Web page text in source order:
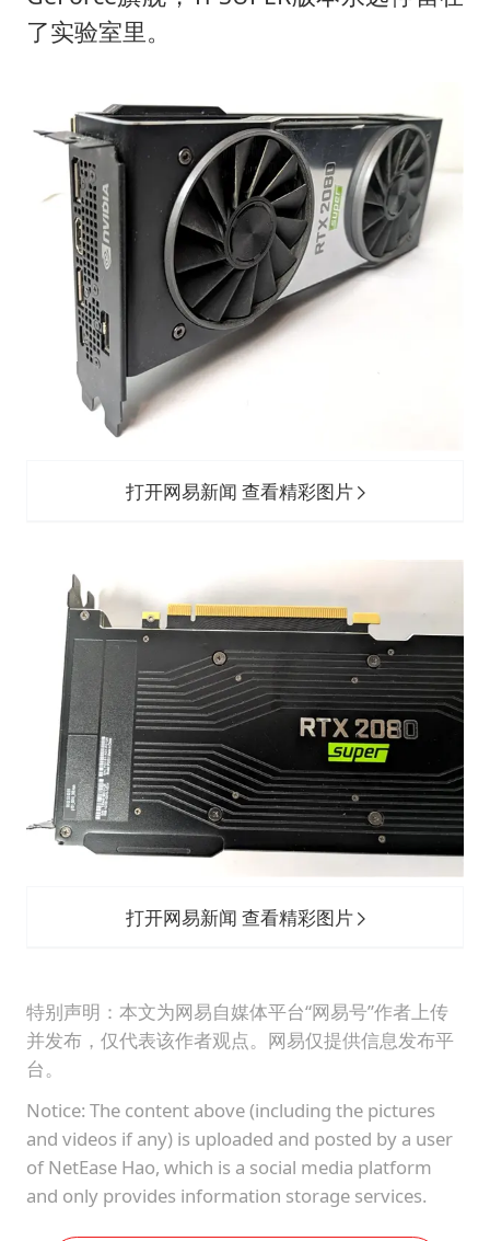
了实验室里。
打开网易新闻 查看精彩图片
打开网易新闻 查看精彩图片
特别声明：本文为网易自媒体平台“网易号”作者上传
并发布，仅代表该作者观点。网易仅提供信息发布平
台。
Notice: The content above (including the pictures
and videos if any) is uploaded and posted by a user
of NetEase Hao, which is a social media platform
and only provides information storage services.